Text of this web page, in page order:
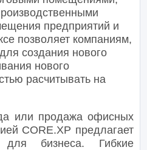
предприятий и
позволяет компаниям,
создания нового
нового
расчитывать на
или продажа офисных
CORE.XP предлагает
бизнеса. Гибкие